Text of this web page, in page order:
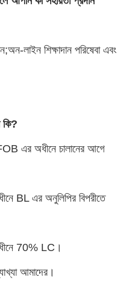
লাইন শিক্ষাদান পরিষেবা এবং
কি?
এর অধীনে চালানের আগে
BL এর অনুলিপির বিপরীতে
70% LC।
আমাদের।